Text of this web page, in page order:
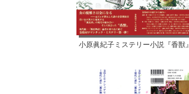
小原眞紀子ミステリー小説『香獣』